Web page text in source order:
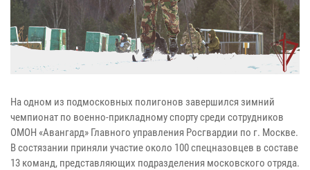
На одном из подмосковных полигонов завершился зимний
чемпионат по военно-прикладному спорту среди сотрудников
ОМОН «Авангард» Главного управления Росгвардии по г. Москве.
В состязании приняли участие около 100 спецназовцев в составе
13 команд, представляющих подразделения московского отряда.